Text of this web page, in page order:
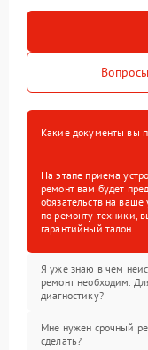
Какие документы вы
На этапе приема
ремонт вам будет
обязательств на ваше
по ремонту техники,
гарантийный талон.
Я уже знаю в чем
ремонт необходим.
диагностику?
Мне нужен срочный
сделать?